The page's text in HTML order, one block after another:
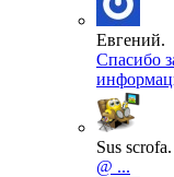
Евгений.
Спасибо
Sus scrofa.
@ ...